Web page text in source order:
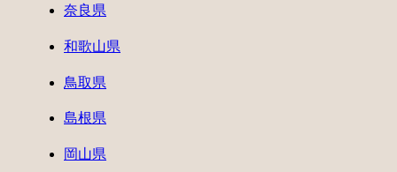
奈良県
和歌山県
鳥取県
島根県
岡山県